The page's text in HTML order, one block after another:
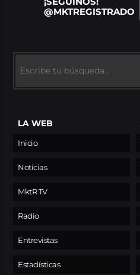
@MKTREGISTRADO
LA WEB
Inicio
Noticias
MktR TV
Radio
Entrevistas
Estadísticas